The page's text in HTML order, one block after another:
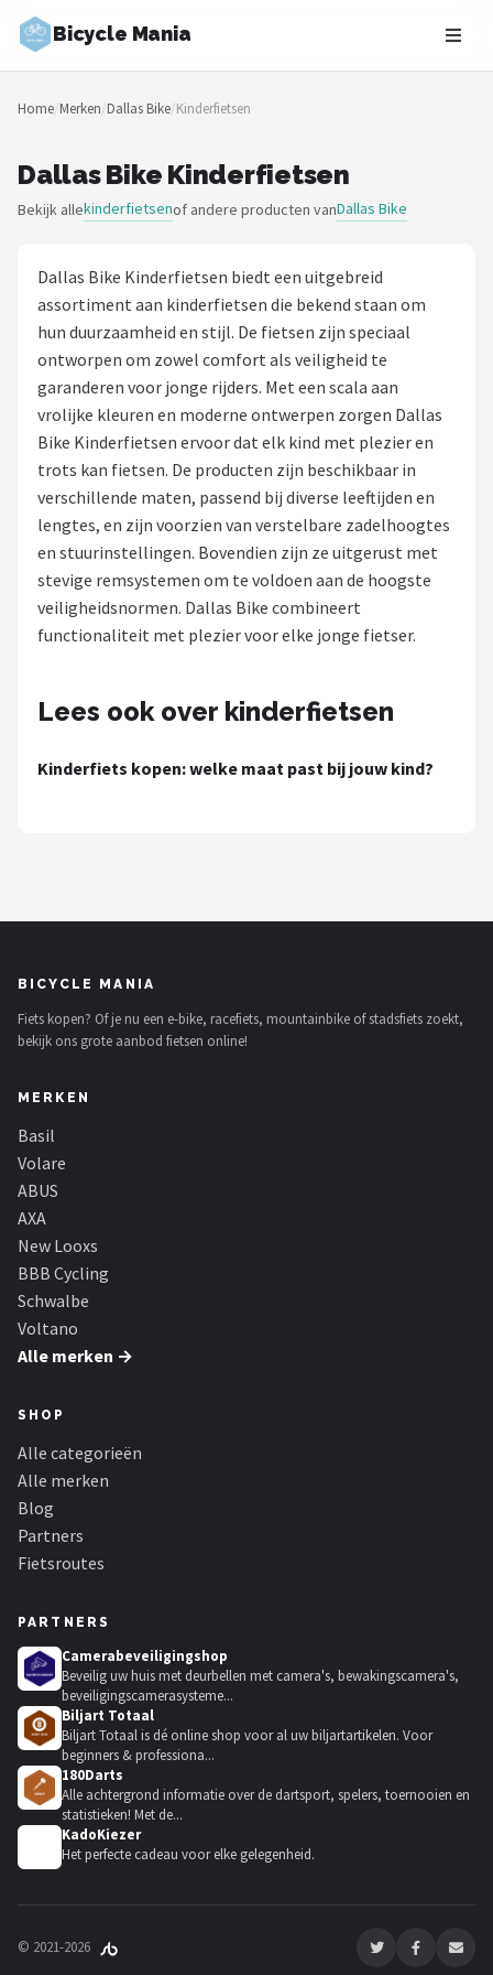
Bicycle Mania
Zoeken
NAVIGATIE
Merken
Kinderfietsen
Stadsfietsen
Elektrische fietsen
Mountainbikes
Shop
Volare
ABUS
Schwalbe
Voltano
Shimano
Cortina
Alle merken →
Home/Merken/Dallas Bike/Kinderfietsen
Dallas Bike Kinderfietsen
Bekijk allekinderfietsenof andere producten vanDallas Bike
Dallas Bike Kinderfietsen biedt een uitgebreid
assortiment aan kinderfietsen die bekend staan om
hun duurzaamheid en stijl. De fietsen zijn speciaal
ontworpen om zowel comfort als veiligheid te
garanderen voor jonge rijders. Met een scala aan
vrolijke kleuren en moderne ontwerpen zorgen Dallas
Bike Kinderfietsen ervoor dat elk kind met plezier en
trots kan fietsen. De producten zijn beschikbaar in
verschillende maten, passend bij diverse leeftijden en
lengtes, en zijn voorzien van verstelbare zadelhoogtes
en stuurinstellingen. Bovendien zijn ze uitgerust met
stevige remsystemen om te voldoen aan de hoogste
veiligheidsnormen. Dallas Bike combineert
functionaliteit met plezier voor elke jonge fietser.
Lees ook over kinderfietsen
Kinderfiets kopen: welke maat past bij jouw kind?
BICYCLE MANIA
Fiets kopen? Of je nu een e-bike, racefiets, mountainbike of stadsfiets zoekt,
bekijk ons grote aanbod fietsen online!
MERKEN
Basil
Volare
ABUS
AXA
New Looxs
BBB Cycling
Schwalbe
Voltano
Alle merken →
SHOP
Alle categorieën
Alle merken
Blog
Partners
Fietsroutes
PARTNERS
Camerabeveiligingshop
Beveilig uw huis met deurbellen met camera's, bewakingscamera's,
beveiligingscamerasysteme...
Biljart Totaal
Biljart Totaal is dé online shop voor al uw biljartartikelen. Voor
beginners & professiona...
180Darts
Alle achtergrond informatie over de dartsport, spelers, toernooien en
statistieken! Met de...
KadoKiezer
Het perfecte cadeau voor elke gelegenheid.
© 2021-2026